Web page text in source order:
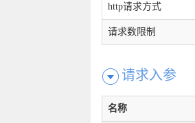
http请求方式
请求数限制
请求入参
名称